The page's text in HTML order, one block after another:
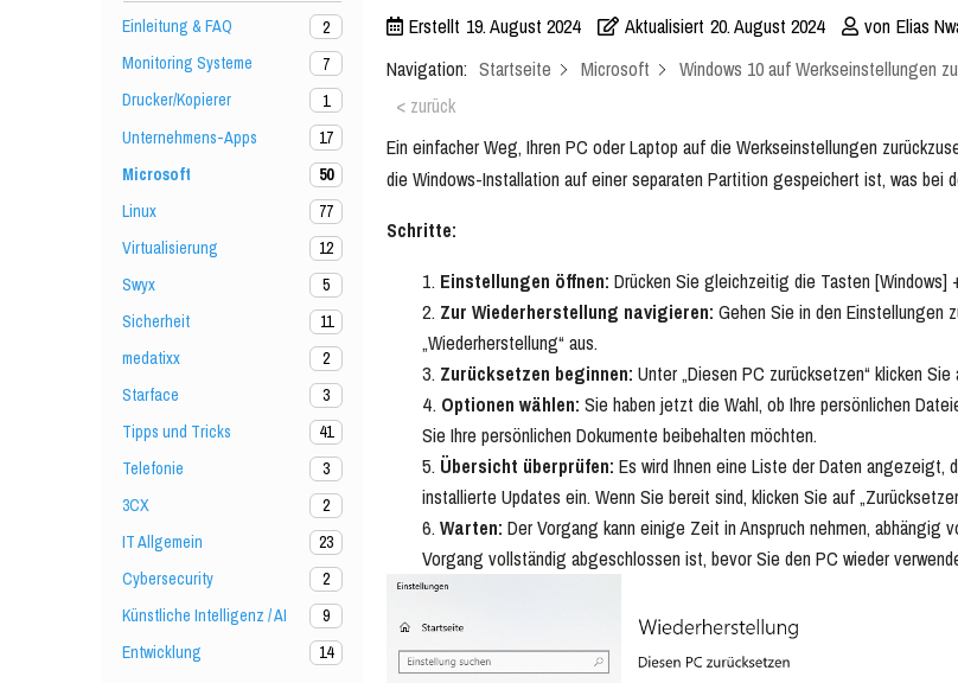
Einleitung & FAQ
2
Monitoring Systeme
7
Drucker/Kopierer
1
Unternehmens-Apps
17
Microsoft
50
Linux
77
Virtualisierung
12
Swyx
5
Sicherheit
11
medatixx
2
Starface
3
Tipps und Tricks
41
Telefonie
3
3CX
2
IT Allgemein
23
Cybersecurity
2
Künstliche Intelligenz / AI
9
Entwicklung
14
Erstellt 19. August 2024 Aktualisiert 20. August 2024 von Elias
Navigation: Startseite Microsoft
Windows 10 auf Werkseinstellungen
< zurück
Ein einfacher Weg, Ihren PC oder Laptop auf die Werkseinstellungen
die Windows-Installation auf einer separaten Partition gespeichert ist, was bei
Schritte:
Einstellungen öffnen: Drücken Sie gleichzeitig die Tasten [Windows]
Zur Wiederherstellung navigieren: Gehen Sie in den Einstellungen
„Wiederherstellung“ aus.
Zurücksetzen beginnen: Unter „Diesen PC zurücksetzen“ klicken
Optionen wählen: Sie haben jetzt die Wahl, ob Ihre persönlichen
Sie Ihre persönlichen Dokumente beibehalten möchten.
Übersicht überprüfen: Es wird Ihnen eine Liste der Daten angezeigt,
installierte Updates ein. Wenn Sie bereit sind, klicken Sie auf
Warten: Der Vorgang kann einige Zeit in Anspruch nehmen,
Vorgang vollständig abgeschlossen ist, bevor Sie den PC wieder